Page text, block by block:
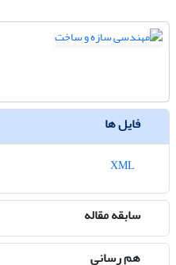
فایل ها
سابقه مقاله
هم رسانی